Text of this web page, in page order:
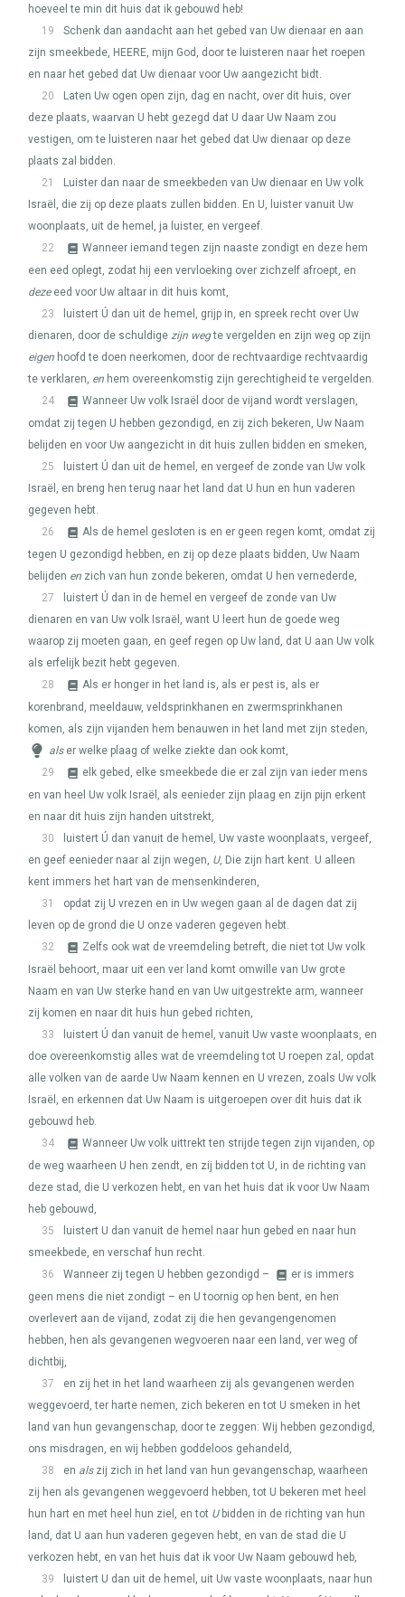
hoeveel te min dit huis dat ik gebouwd heb!
19
Schenk dan aandacht aan het gebed van Uw dienaar en aan
zijn smeekbede, HEERE, mijn God, door te luisteren naar het roepen
en naar het gebed dat Uw dienaar voor Uw aangezicht bidt.
20
Laten Uw ogen open zijn, dag en nacht, over dit huis, over
deze plaats, waarvan U hebt gezegd dat U daar Uw Naam zou
vestigen, om te luisteren naar het gebed dat Uw dienaar op deze
plaats zal bidden.
21
Luister dan naar de smeekbeden van Uw dienaar en Uw volk
Israël, die zij op deze plaats zullen bidden. En U, luister vanuit Uw
woonplaats, uit de hemel, ja luister, en vergeef.
22
Wanneer iemand tegen zijn naaste zondigt en deze hem
een eed oplegt, zodat hij een vervloeking over zichzelf afroept, en
dezeeed voor Uw altaar in dit huis komt,
23
luistert Ú dan uit de hemel, grijp in, en spreek recht over Uw
dienaren, door de schuldige zijn wegte vergelden en zijn weg op zijn
eigen hoofd te doen neerkomen, door de rechtvaardige rechtvaardig
te verklaren, en hem overeenkomstig zijn gerechtigheid te vergelden.
24
Wanneer Uw volk Israël door de vijand wordt verslagen,
omdat zij tegen U hebben gezondigd, en zij zich bekeren, Uw Naam
belijden en voor Uw aangezicht in dit huis zullen bidden en smeken,
25
luistert Ú dan uit de hemel, en vergeef de zonde van Uw volk
Israël, en breng hen terug naar het land dat U hun en hun vaderen
gegeven hebt.
26
Als de hemel gesloten is en er geen regen komt, omdat zij
tegen U gezondigd hebben, en zij op deze plaats bidden, Uw Naam
belijden en zich van hun zonde bekeren, omdat U hen vernederde,
27
luistert Ú dan in de hemel en vergeef de zonde van Uw
dienaren en van Uw volk Israël, want U leert hun de goede weg
waarop zij moeten gaan, en geef regen op Uw land, dat U aan Uw volk
als erfelijk bezit hebt gegeven.
28
Als er honger in het land is, als er pest is, als er
korenbrand, meeldauw, veldsprinkhanen en zwermsprinkhanen
komen, als zijn vijanden hem benauwen in het land met zijn steden,
alser welke plaag of welke ziekte dan ook komt,
29
elk gebed, elke smeekbede die er zal zijn van ieder mens
en van heel Uw volk Israël, als eenieder zijn plaag en zijn pijn erkent
en naar dit huis zijn handen uitstrekt,
30
luistert Ú dan vanuit de hemel, Uw vaste woonplaats, vergeef,
en geef eenieder naar al zijn wegen, U, Die zijn hart kent. U alleen
kent immers het hart van de mensenkinderen,
31
opdat zij U vrezen en in Uw wegen gaan al de dagen dat zij
leven op de grond die U onze vaderen gegeven hebt.
32
Zelfs ook wat de vreemdeling betreft, die niet tot Uw volk
Israël behoort, maar uit een ver land komt omwille van Uw grote
Naam en van Uw sterke hand en van Uw uitgestrekte arm, wanneer
zij komen en naar dit huis hun gebed richten,
33
luistert Ú dan vanuit de hemel, vanuit Uw vaste woonplaats, en
doe overeenkomstig alles wat de vreemdeling tot U roepen zal, opdat
alle volken van de aarde Uw Naam kennen en U vrezen, zoals Uw volk
Israël, en erkennen dat Uw Naam is uitgeroepen over dit huis dat ik
gebouwd heb.
34
Wanneer Uw volk uittrekt ten strijde tegen zijn vijanden, op
de weg waarheen U hen zendt, en zij bidden tot U, in de richting van
deze stad, die U verkozen hebt, en van het huis dat ik voor Uw Naam
heb gebouwd,
35
luistert U dan vanuit de hemel naar hun gebed en naar hun
smeekbede, en verschaf hun recht.
36
Wanneer zij tegen U hebben gezondigd –
er is immers
geen mens die niet zondigt – en U toornig op hen bent, en hen
overlevert aan de vijand, zodat zij die hen gevangengenomen
hebben, hen als gevangenen wegvoeren naar een land, ver weg of
dichtbij,
37
en zij het in het land waarheen zij als gevangenen werden
weggevoerd, ter harte nemen, zich bekeren en tot U smeken in het
land van hun gevangenschap, door te zeggen: Wij hebben gezondigd,
ons misdragen, en wij hebben goddeloos gehandeld,
38
en alszij zich in het land van hun gevangenschap, waarheen
zij hen als gevangenen weggevoerd hebben, tot U bekeren met heel
hun hart en met heel hun ziel, en tot Ubidden in de richting van hun
land, dat U aan hun vaderen gegeven hebt, en van de stad die U
verkozen hebt, en van het huis dat ik voor Uw Naam gebouwd heb,
39
luistert U dan uit de hemel, uit Uw vaste woonplaats, naar hun